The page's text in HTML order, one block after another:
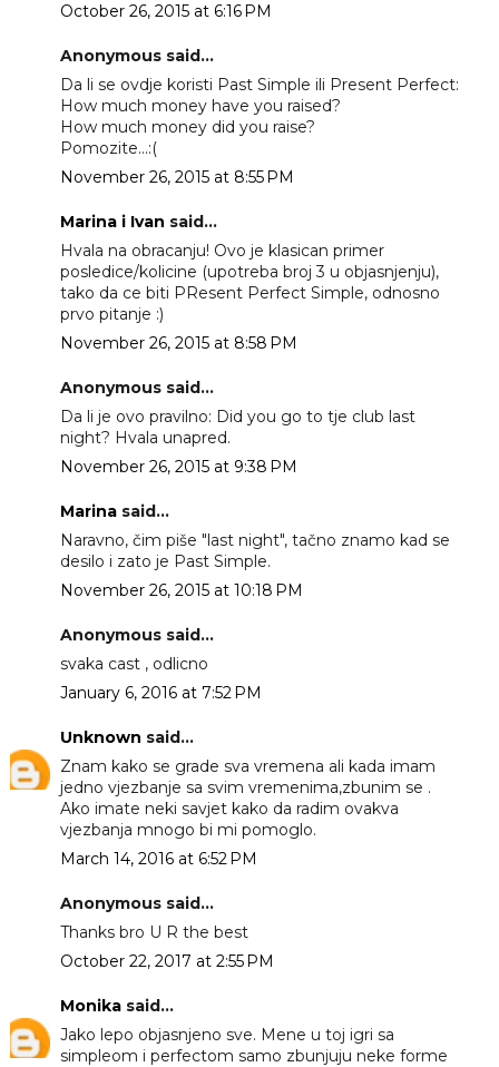
October 26, 2015 at 6:16 PM
Anonymous said...
Da li se ovdje koristi Past Simple ili Present Perfect:
How much money have you raised?
How much money did you raise?
Pomozite...:(
November 26, 2015 at 8:55 PM
Marina i Ivan said...
Hvala na obracanju! Ovo je klasican primer
posledice/kolicine (upotreba broj 3 u objasnjenju),
tako da ce biti PResent Perfect Simple, odnosno
prvo pitanje :)
November 26, 2015 at 8:58 PM
Anonymous said...
Da li je ovo pravilno: Did you go to tje club last
night? Hvala unapred.
November 26, 2015 at 9:38 PM
Marinasaid...
Naravno, čim piše "last night", tačno znamo kad se
desilo i zato je Past Simple.
November 26, 2015 at 10:18 PM
Anonymous said...
svaka cast , odlicno
January 6, 2016 at 7:52 PM
Unknown said...
Znam kako se grade sva vremena ali kada imam
jedno vjezbanje sa svim vremenima,zbunim se .
Ako imate neki savjet kako da radim ovakva
vjezbanja mnogo bi mi pomoglo.
March 14, 2016 at 6:52 PM
Anonymous said...
Thanks bro U R the best
October 22, 2017 at 2:55 PM
Monikasaid...
Jako lepo objasnjeno sve. Mene u toj igri sa
simpleom i perfectom samo zbunjuju neke forme